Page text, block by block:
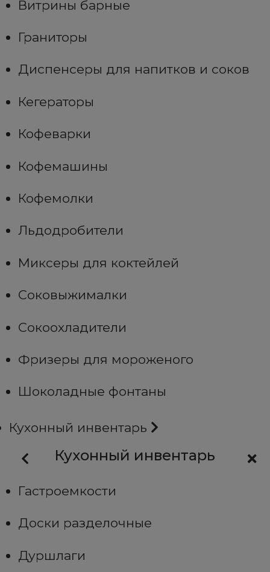
Витрины барные
Граниторы
Диспенсеры для напитков и соков
Кегераторы
Кофеварки
Кофемашины
Кофемолки
Льдодробители
Миксеры для коктейлей
Соковыжималки
Сокоохладители
Фризеры для мороженого
Шоколадные фонтаны
Кухонный инвентарь
Кухонный инвентарь
Гастроемкости
Доски разделочные
Дуршлаги